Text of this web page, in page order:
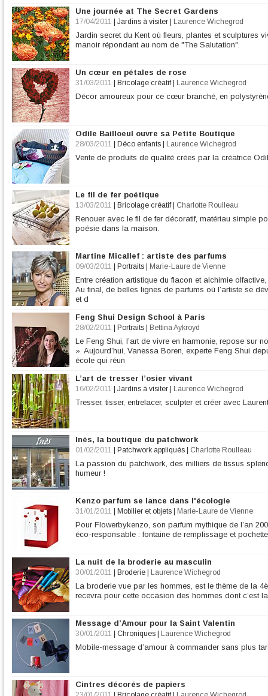
Une journée at The Secret Gardens
17/04/2011 Jardins à visiter Laurence Wichegrod
Jardin secret du Kent où fleurs, plantes et sculptures
manoir répondant au nom de "The Salutation".
Un cœur en pétales de rose
31/03/2011 Bricolage créatif| Laurence Wichegrod
Décor amoureux pour ce cœur branché, en
Odile Bailloeul ouvre sa Petite Boutique
28/03/2011 Déco enfants Laurence Wichegrod
Vente de produits de qualité crées par la créatrice
Le fil de fer poétique
13/03/2011 Bricolage créatif| Charlotte Roulleau
Renouer avec le fil de fer décoratif, matériau simple
poésie dans la maison.
Martine Micallef : artiste des parfums
09/03/2011 Portraits Marie-Laure de Vienne
Entre création artistique du flacon et alchimie
Au final, de belles lignes de parfums où l’artiste se
et d
Feng Shui Design School à Paris
28/02/2011 Portraits Bettina Aykroyd
Le Feng Shui, l’art de vivre en harmonie, repose sur
». Aujourd’hui, Vanessa Boren, experte Feng Shui
école qui réun
L’art de tresser l’osier vivant
16/02/2011 Jardins à visiter Laurence Wichegrod
Tresser, tisser, entrelacer, sculpter et créer avec
Inès, la boutique du patchwork
01/02/2011 Patchwork appliqués Charlotte Roulleau
La passion du patchwork, des milliers de tissus
humeur !
Kenzo parfum se lance dans l'écologie
31/01/2011 Mobilier et objets Marie-Laure de Vienne
Pour Flowerbykenzo, son parfum mythique de l’an
éco-responsable : fontaine de remplissage et
La nuit de la broderie au masculin
30/01/2011 Broderie Laurence Wichegrod
La broderie vue par les hommes, est le thème de la
recevra pour cette occasion des hommes dont c’est
Message d’Amour pour la Saint Valentin
30/01/2011 Chroniques Laurence Wichegrod
Mobile-message d’amour à commander sans plus
Cintres décorés de papiers